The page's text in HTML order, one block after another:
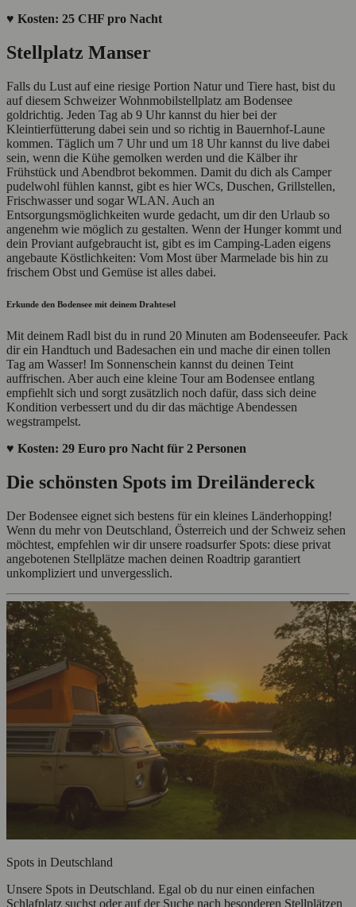
♥ Kosten: 25 CHF pro Nacht
Stellplatz Manser
Falls du Lust auf eine riesige Portion Natur und Tiere hast, bist du
auf diesem Schweizer Wohnmobilstellplatz am Bodensee
goldrichtig. Jeden Tag ab 9 Uhr kannst du hier bei der
Kleintierfütterung dabei sein und so richtig in Bauernhof-Laune
kommen. Täglich um 7 Uhr und um 18 Uhr kannst du live dabei
sein, wenn die Kühe gemolken werden und die Kälber ihr
Frühstück und Abendbrot bekommen. Damit du dich als Camper
pudelwohl fühlen kannst, gibt es hier WCs, Duschen, Grillstellen,
Frischwasser und sogar WLAN. Auch an
Entsorgungsmöglichkeiten wurde gedacht, um dir den Urlaub so
angenehm wie möglich zu gestalten. Wenn der Hunger kommt und
dein Proviant aufgebraucht ist, gibt es im Camping-Laden eigens
angebaute Köstlichkeiten: Vom Most über Marmelade bis hin zu
frischem Obst und Gemüse ist alles dabei.
Erkunde den Bodensee mit deinem Drahtesel
Mit deinem Radl bist du in rund 20 Minuten am Bodenseeufer. Pack
dir ein Handtuch und Badesachen ein und mache dir einen tollen
Tag am Wasser! Im Sonnenschein kannst du deinen Teint
auffrischen. Aber auch eine kleine Tour am Bodensee entlang
empfiehlt sich und sorgt zusätzlich noch dafür, dass sich deine
Kondition verbessert und du dir das mächtige Abendessen
wegstrampelst.
♥ Kosten: 29 Euro pro Nacht für 2 Personen
Die schönsten Spots im Dreiländereck
Der Bodensee eignet sich bestens für ein kleines Länderhopping!
Wenn du mehr von Deutschland, Österreich und der Schweiz sehen
möchtest, empfehlen wir dir unsere roadsurfer Spots: diese privat
angebotenen Stellplätze machen deinen Roadtrip garantiert
unkompliziert und unvergesslich.
Spots in Deutschland
Unsere Spots in Deutschland. Egal ob du nur einen einfachen
Schlafplatz suchst oder auf der Suche nach besonderen Stellplätzen